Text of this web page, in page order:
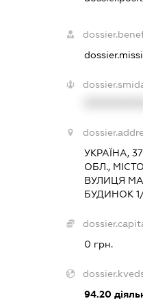
УКРАЇНА,
ОБЛ.,
ВУЛИЦЯ
БУДИНОК
0 грн.
94.20